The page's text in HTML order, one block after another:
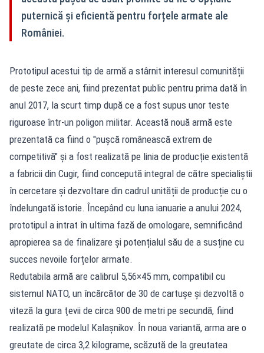
puternică și eficientă pentru forțele armate ale
României.
Prototipul acestui tip de armă a stârnit interesul comunității
de peste zece ani, fiind prezentat public pentru prima dată în
anul 2017, la scurt timp după ce a fost supus unor teste
riguroase într-un poligon militar. Această nouă armă este
prezentată ca fiind o "pușcă românească extrem de
competitivă" și a fost realizată pe linia de producție existentă
a fabricii din Cugir, fiind concepută integral de către specialiștii
în cercetare și dezvoltare din cadrul unității de producție cu o
îndelungată istorie. Începând cu luna ianuarie a anului 2024,
prototipul a intrat în ultima fază de omologare, semnificând
apropierea sa de finalizare și potențialul său de a susține cu
succes nevoile forțelor armate.
Redutabila armă are calibrul 5,56×45 mm, compatibil cu
sistemul NATO, un încărcător de 30 de cartuşe şi dezvoltă o
viteză la gura ţevii de circa 900 de metri pe secundă, fiind
realizată pe modelul Kalașnikov. În noua variantă, arma are o
greutate de circa 3,2 kilograme, scăzută de la greutatea